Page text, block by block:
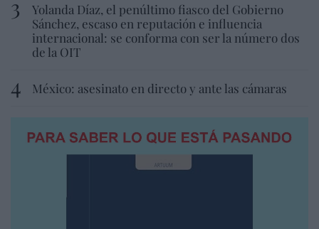
Yolanda Díaz, el penúltimo fiasco del Gobierno
Sánchez, escaso en reputación e influencia
internacional: se conforma con ser la número dos
de la OIT
México: asesinato en directo y ante las cámaras